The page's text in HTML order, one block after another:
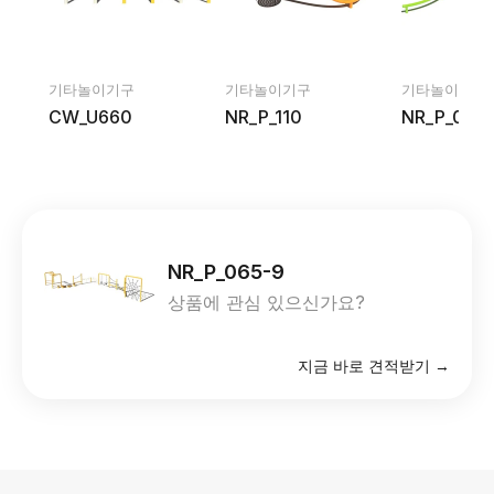
기타놀이기구
CW_U660
기타놀이기구
NR_P_110
기타놀이기구
NR_P_065-9
상품에 관심 있으신가요?
지금 바로 견적받기 →